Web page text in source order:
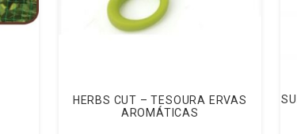
HERBS CUT – TESOURA ERVAS
AROMÁTICAS